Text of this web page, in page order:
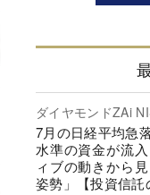
ダイヤモンドZAi
7月の日経平均急
水準の資金が流
ィブの動きから
姿勢」【投資信託